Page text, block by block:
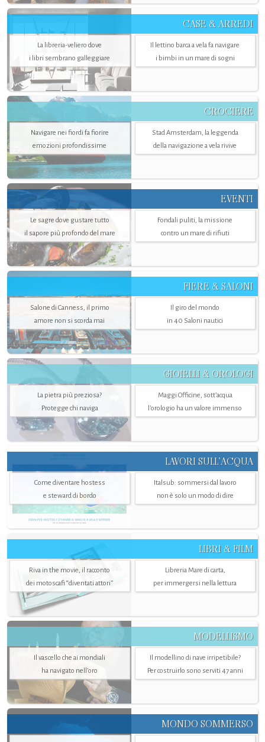
CASE & ARREDI
La libreria-veliero dove
i libri sembrano galleggiare
Il lettino barca a vela fa navigare
i bimbi in un mare di sogni
CROCIERE
Navigare nei fiordi fa fiorire
emozioni profondissime
Stad Amsterdam, la leggenda
della navigazione a vela rivive
EVENTI
Le sagre dove gustare tutto
il sapore più profondo del mare
Fondali puliti, la missione
contro un mare di rifiuti
FIERE & SALONI
Salone di Canness, il primo
amore non si scorda mai
Il giro del mondo
in 40 Saloni nautici
GIOIELLI & OROLOGI
La pietra più preziosa?
Protegge chi naviga
Maggi Officine, sott’acqua
l'orologio ha un valore immenso
LAVORI SULL’ACQUA
Come diventare hostess
e steward di bordo
Italsub: sommersi dal lavoro
non è solo un modo di dire
LIBRI & FILM
Riva in the movie, il racconto
dei motoscafi “diventati attori”
Libreria Mare di carta,
per immergersi nella lettura
MODELLISMO
Il vascello che ai mondiali
ha navigato nell’oro
Il modellino di nave irripetibile?
Per costruirlo sono serviti 47 anni
MONDO SOMMERSO